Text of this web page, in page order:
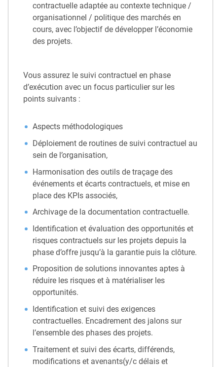
contractuelle adaptée au contexte technique /
organisationnel / politique des marchés en
cours, avec l’objectif de développer l’économie
des projets.
Vous assurez le suivi contractuel en phase
d’exécution avec un focus particulier sur les
points suivants :
Aspects méthodologiques
Déploiement de routines de suivi contractuel au
sein de l’organisation,
Harmonisation des outils de traçage des
événements et écarts contractuels, et mise en
place des KPIs associés,
Archivage de la documentation contractuelle.
Identification et évaluation des opportunités et
risques contractuels sur les projets depuis la
phase d’offre jusqu’à la garantie puis la clôture.
Proposition de solutions innovantes aptes à
réduire les risques et à matérialiser les
opportunités.
Identification et suivi des exigences
contractuelles. Encadrement des jalons sur
l’ensemble des phases des projets.
Traitement et suivi des écarts, différends,
modifications et avenants(y/c délais et